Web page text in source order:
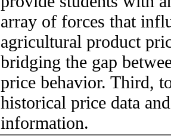
array of forces that
agricultural product
bridging the gap
price behavior. Third,
historical price data
information.